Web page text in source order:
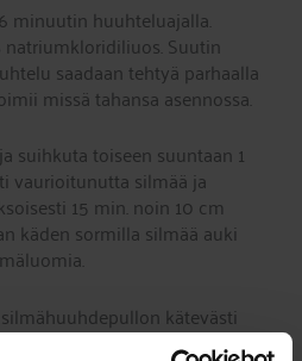
minuutin huuhteluajalla.
Suutin
saadaan tehtyä parhaalla
missä tahansa asennossa.
suihkuta toiseen suuntaan 1
vaurioitunutta silmää ja
15 min. noin 10 cm
käden sormilla silmää auki
kätevästi
riski on suurin.